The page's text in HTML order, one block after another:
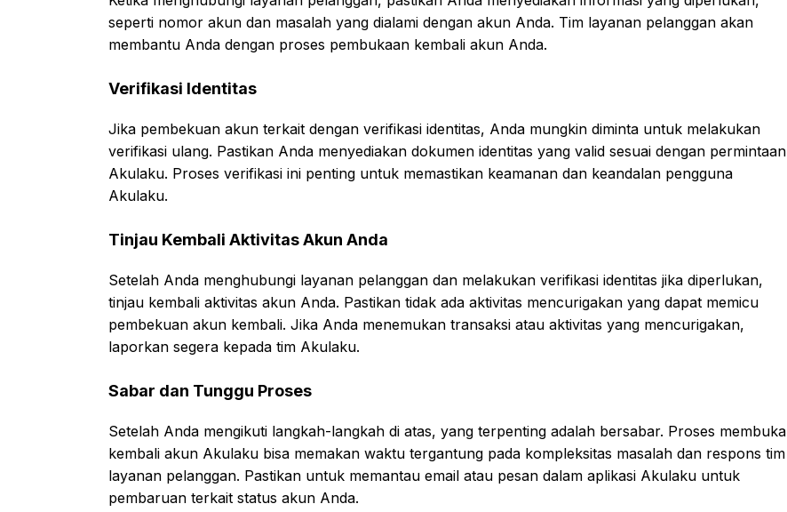
seperti nomor akun dan masalah yang dialami dengan akun Anda. Tim layanan pelanggan akan
membantu Anda dengan proses pembukaan kembali akun Anda.
Verifikasi Identitas
Jika pembekuan akun terkait dengan verifikasi identitas, Anda mungkin diminta untuk melakukan
verifikasi ulang. Pastikan Anda menyediakan dokumen identitas yang valid sesuai dengan permintaan
Akulaku. Proses verifikasi ini penting untuk memastikan keamanan dan keandalan pengguna
Akulaku.
Tinjau Kembali Aktivitas Akun Anda
Setelah Anda menghubungi layanan pelanggan dan melakukan verifikasi identitas jika diperlukan,
tinjau kembali aktivitas akun Anda. Pastikan tidak ada aktivitas mencurigakan yang dapat memicu
pembekuan akun kembali. Jika Anda menemukan transaksi atau aktivitas yang mencurigakan,
laporkan segera kepada tim Akulaku.
Sabar dan Tunggu Proses
Setelah Anda mengikuti langkah-langkah di atas, yang terpenting adalah bersabar. Proses membuka
kembali akun Akulaku bisa memakan waktu tergantung pada kompleksitas masalah dan respons tim
layanan pelanggan. Pastikan untuk memantau email atau pesan dalam aplikasi Akulaku untuk
pembaruan terkait status akun Anda.